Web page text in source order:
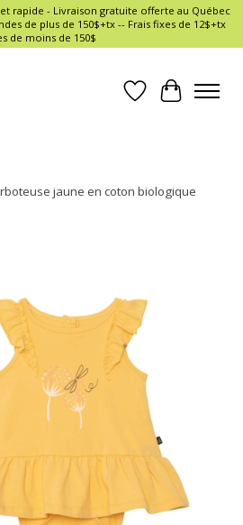
et rapide - Livraison gratuite offerte au Québec
de plus de 150$+tx -- Frais fixes de 12$+tx
de moins de 150$
Liste dePanier
jaune en coton biologique